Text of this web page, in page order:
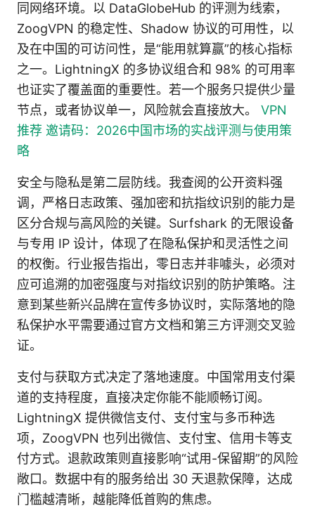
同网络环境。以 DataGlobeHub 的评测为线索，
ZoogVPN 的稳定性、Shadow 协议的可用性，以
及在中国的可访问性，是“能用就算赢”的核心指标
之一。LightningX 的多协议组合和 98% 的可用率
也证实了覆盖面的重要性。若一个服务只提供少量
节点，或者协议单一，风险就会直接放大。 VPN
推荐 邀请码：2026中国市场的实战评测与使用策
略
安全与隐私是第二层防线。我查阅的公开资料强
调，严格日志政策、强加密和抗指纹识别的能力是
区分合规与高风险的关键。Surfshark 的无限设备
与专用 IP 设计，体现了在隐私保护和灵活性之间
的权衡。行业报告指出，零日志并非噱头，必须对
应可追溯的加密强度与对指纹识别的防护策略。注
意到某些新兴品牌在宣传多协议时，实际落地的隐
私保护水平需要通过官方文档和第三方评测交叉验
证。
支付与获取方式决定了落地速度。中国常用支付渠
道的支持程度，直接决定你能不能顺畅订阅。
LightningX 提供微信支付、支付宝与多币种选
项，ZoogVPN 也列出微信、支付宝、信用卡等支
付方式。退款政策则直接影响“试用-保留期”的风险
敞口。数据中有的服务给出 30 天退款保障，达成
门槛越清晰，越能降低首购的焦虑。